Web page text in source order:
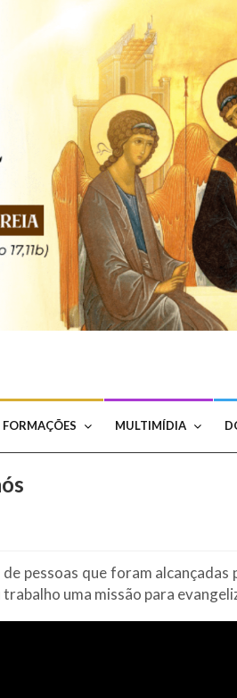
FORMAÇÕES MULTIMÍDIA
pessoas que foram
uma missão para